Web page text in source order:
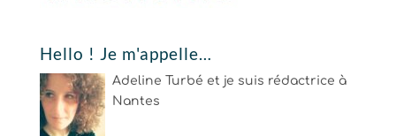
Hello ! Je m'appelle…
Adeline Turbé et je suis rédactrice à
Nantes